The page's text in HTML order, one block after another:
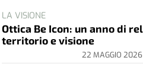
LA VISIONE
Ottica Be Icon: un anno di
territorio e visione
22 MAGGIO 2026